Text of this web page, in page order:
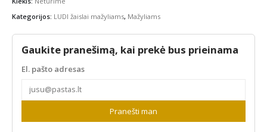
Kategorijos: LUDI žaislai mažyliams, Mažyliams
Gaukite pranešimą, kai prekė bus prieinama
El. pašto adresas
Pranešti man